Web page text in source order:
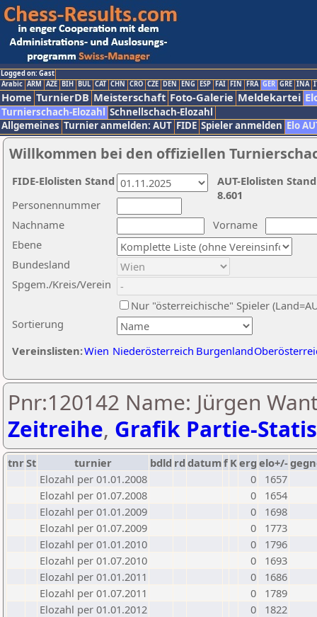
Logged on: Gast
Arabic ARM AZE BIH BUL CAT CHN CRO CZE DEN ENG ESP FAI FIN FRA GER GRE INA
Home TurnierDB Meisterschaft Foto-Galerie Meldekartei
Turnierschach-Elozahl Schnellschach-Elozahl
Allgemeines Turnier anmelden: AUT FIDE Spieler anmelden Elo
Willkommen bei den offiziellen
Nachname
Vorname
Ebene
Sortierung
Personennummer
Bundesland
Spgem./Kreis/Verein
Nur "österreichische" Spieler
Vereinslisten:Wien Niederösterreich Burgenland
AUT-Elolisten
8.601
FIDE-Elolisten Stand
Pnr:120142 Name: Jürgen
Zeitreihe, Grafik Partie-
tnrSt turnier bdld rd datumf Kerg elo+/-
Elozahl per 01.01.2008
0
1657
Elozahl per 01.07.2008
0
1654
Elozahl per 01.01.2009
0
1698
Elozahl per 01.07.2009
0
1773
Elozahl per 01.01.2010
0
1796
Elozahl per 01.07.2010
0
1693
Elozahl per 01.01.2011
0
1686
Elozahl per 01.07.2011
0
1789
Elozahl per 01.01.2012
0
1822